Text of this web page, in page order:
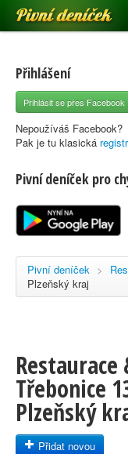
Pivní deníček
Pivní mapa
Pivní značky
Nápověda
Registrace
Přihlášení
Přihlásit se přes Facebook
Nepoužíváš Facebook?
Pak je tu klasická
Pivní deníček pro
Pivní deníček >
Plzeňský kraj
Třebonice
Plzeňský
Přidat novou